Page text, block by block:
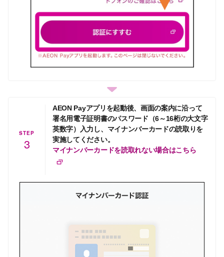
STEP
3
AEON Payアプリを起動後、画面の案内に沿って
署名用電子証明書のパスワード（6～16桁の大文字
英数字）入力し、マイナンバーカードの読取りを
実施してください。
マイナンバーカードを読取れない場合はこちら